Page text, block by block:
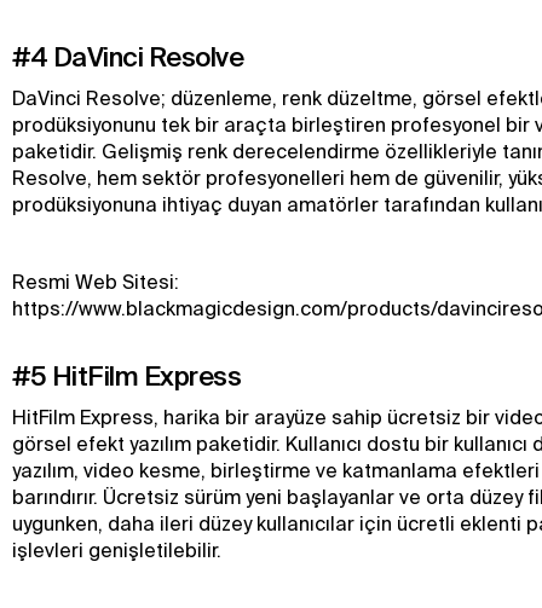
#4 DaVinci Resolve
DaVinci Resolve; düzenleme, renk düzeltme, görsel
prodüksiyonunu tek bir araçta birleştiren profesyonel bir
paketidir. Gelişmiş renk derecelendirme özellikleriyle
Resolve, hem sektör profesyonelleri hem de güvenilir,
prodüksiyonuna ihtiyaç duyan amatörler tarafından
Resmi Web Sitesi:
https://www.blackmagicdesign.com/products/
#5 HitFilm Express
HitFilm Express, harika bir arayüze sahip ücretsiz bir
görsel efekt yazılım paketidir. Kullanıcı dostu bir kullanıcı
yazılım, video kesme, birleştirme ve katmanlama
barındırır. Ücretsiz sürüm yeni başlayanlar ve orta düzey
uygunken, daha ileri düzey kullanıcılar için ücretli eklenti
işlevleri genişletilebilir.